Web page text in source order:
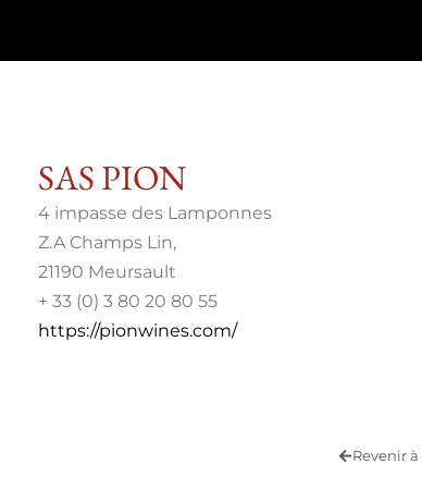
SAS PION
4 impasse des Lamponnes
Z.A Champs Lin,
21190 Meursault
+ 33 (0) 3 80 20 80 55
https://pionwines.com/
Revenir